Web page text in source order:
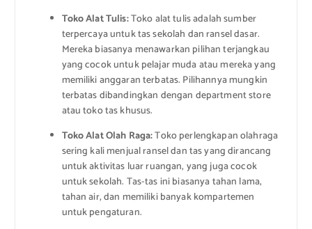
Toko Alat Tulis:Toko alat tulis adalah sumber
terpercaya untuk tas sekolah dan ransel dasar.
Mereka biasanya menawarkan pilihan terjangkau
yang cocok untuk pelajar muda atau mereka yang
memiliki anggaran terbatas. Pilihannya mungkin
terbatas dibandingkan dengan department store
atau toko tas khusus.
Toko Alat Olah Raga:Toko perlengkapan olahraga
sering kali menjual ransel dan tas yang dirancang
untuk aktivitas luar ruangan, yang juga cocok
untuk sekolah. Tas-tas ini biasanya tahan lama,
tahan air, dan memiliki banyak kompartemen
untuk pengaturan.